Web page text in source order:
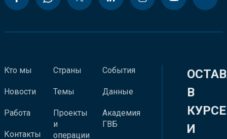
Кто мы
Новости
Работа
Контакты
Страны
Темы
Проекты
и
операции
События
Данные
Академия
ГВБ
В
КУРСЕ
И